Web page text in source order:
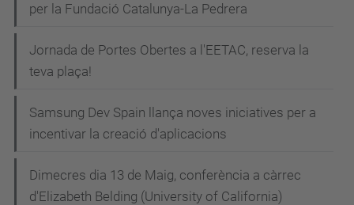
per la Fundació Catalunya-La Pedrera
Jornada de Portes Obertes a l'EETAC, reserva la
teva plaça!
Samsung Dev Spain llança noves iniciatives per a
incentivar la creació d'aplicacions
Dimecres dia 13 de Maig, conferència a càrrec
d'Elizabeth Belding (University of California)